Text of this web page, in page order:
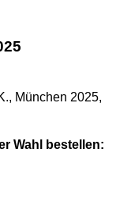
München 2025,
Wahl bestellen: